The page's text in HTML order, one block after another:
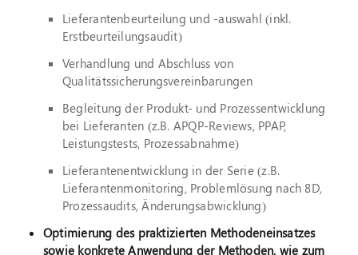
Lieferantenbeurteilung und -auswahl (inkl.
Erstbeurteilungsaudit)
Verhandlung und Abschluss von
Qualitätssicherungsvereinbarungen
Begleitung der Produkt- und Prozessentwicklung
bei Lieferanten (z.B. APQP-Reviews, PPAP,
Leistungstests, Prozessabnahme)
Lieferantenentwicklung in der Serie (z.B.
Lieferantenmonitoring, Problemlösung nach 8D,
Prozessaudits, Änderungsabwicklung)
Optimierung des praktizierten Methodeneinsatzes
sowie konkrete Anwendung der Methoden, wie zum